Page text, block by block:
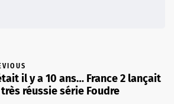
il y a 10 ans… France 2 lançait
réussie série Foudre